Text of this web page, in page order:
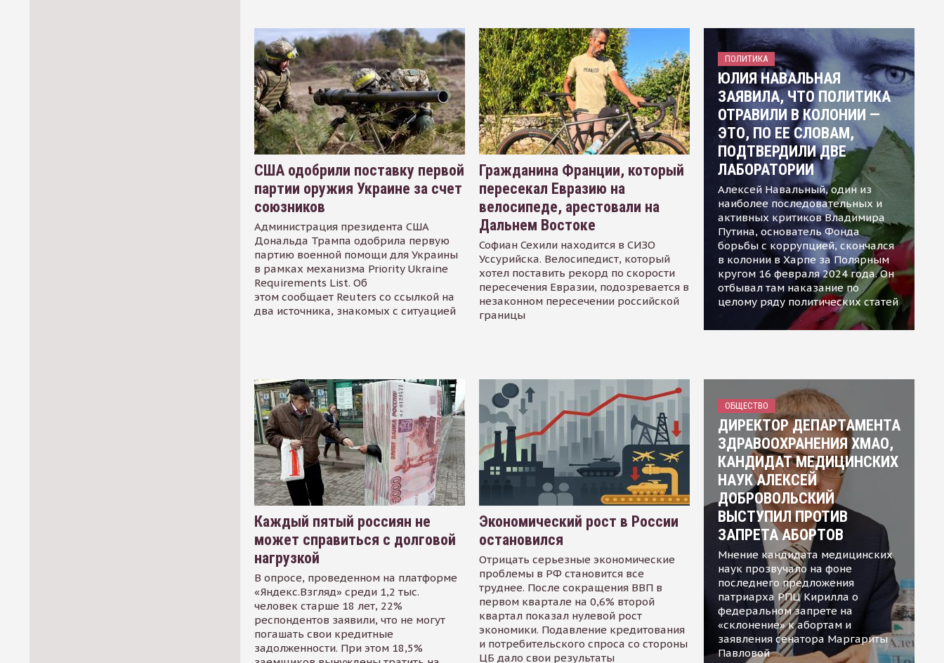
США одобрили поставку первой
партии оружия Украине за счет
союзников
Администрация президента США
Дональда Трампа одобрила первую
партию военной помощи для Украины
в рамках механизма Priority Ukraine
Requirements List. Об
этом сообщает Reuters со ссылкой на
два источника, знакомых с ситуацией
Гражданина Франции, который
пересекал Евразию на
велосипеде, арестовали на
Дальнем Востоке
Софиан Сехили находится в СИЗО
Уссурийска. Велосипедист, который
хотел поставить рекорд по скорости
пересечения Евразии, подозревается в
незаконном пересечении российской
границы
ПОЛИТИКА
ЮЛИЯ НАВАЛЬНАЯ
ЗАЯВИЛА, ЧТО ПОЛИТИКА
ОТРАВИЛИ В КОЛОНИИ —
ЭТО, ПО ЕЕ СЛОВАМ,
ПОДТВЕРДИЛИ ДВЕ
ЛАБОРАТОРИИ
Алексей Навальный, один из
наиболее последовательных и
активных критиков Владимира
Путина, основатель Фонда
борьбы с коррупцией, скончался
в колонии в Харпе за Полярным
кругом 16 февраля 2024 года. Он
отбывал там наказание по
целому ряду политических статей
Каждый пятый россиян не
может справиться с долговой
нагрузкой
В опросе, проведенном на платформе
«Яндекс.Взгляд» среди 1,2 тыс.
человек старше 18 лет, 22%
респондентов заявили, что не могут
погашать свои кредитные
задолженности. При этом 18,5%
Экономический рост в России
остановился
Отрицать серьезные экономические
проблемы в РФ становится все
труднее. После сокращения ВВП в
первом квартале на 0,6% второй
квартал показал нулевой рост
экономики. Подавление кредитования
и потребительского спроса со стороны
ЦБ дало свои результаты
ОБЩЕСТВО
ДИРЕКТОР ДЕПАРТАМЕНТА
ЗДРАВООХРАНЕНИЯ ХМАО,
КАНДИДАТ МЕДИЦИНСКИХ
НАУК АЛЕКСЕЙ
ДОБРОВОЛЬСКИЙ
ВЫСТУПИЛ ПРОТИВ
ЗАПРЕТА АБОРТОВ
Мнение кандидата медицинских
наук прозвучало на фоне
последнего предложения
патриарха РПЦ Кирилла о
федеральном запрете на
«склонение» к абортам и
заявления сенатора Маргариты
Павловой